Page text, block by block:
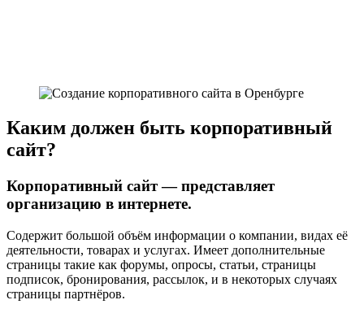
Каким должен быть корпоративный
сайт?
Корпоративный сайт — представляет
организацию в интернете.
Содержит большой объём информации о компании, видах её
деятельности, товарах и услугах. Имеет дополнительные
страницы такие как форумы, опросы, статьи, страницы
подписок, бронирования, рассылок, и в некоторых случаях
страницы партнёров.